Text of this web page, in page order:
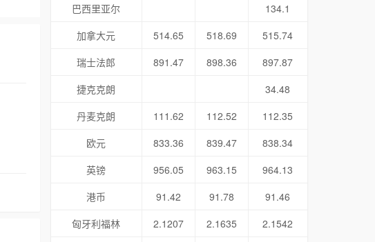
巴西里亚尔
134.1
加拿大元
514.65 518.69
515.74
瑞士法郎
891.47 898.36
897.87
捷克克朗
34.48
丹麦克朗
111.62 112.52
112.35
欧元
833.36 839.47
838.34
英镑
956.05 963.15
964.13
港币
91.42 91.78
91.46
匈牙利福林
2.1207 2.1635
2.1542